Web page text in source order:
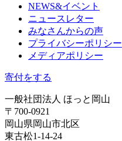
NEWS&イベント
ニュースレター
みなさんからの声
プライバシーポリシー
メディアポリシー
寄付をする
一般社団法人 ほっと岡山
〒700-0921
岡山県岡山市北区
東古松1-14-24